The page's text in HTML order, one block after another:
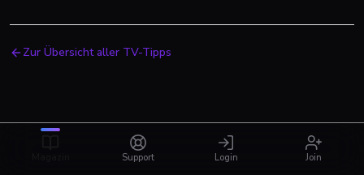
Zur Übersicht aller TV-Tipps
Support Login Join